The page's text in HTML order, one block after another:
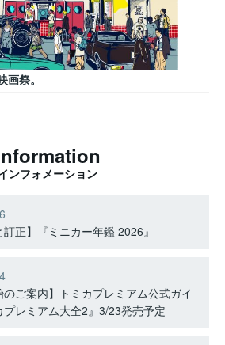
祭。
ンフォメーション
訂正】『ミニカー年鑑 2026』
のご案内】トミカプレミアム公式ガイ
プレミアム大全2』3/23発売予定